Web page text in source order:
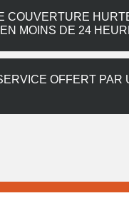
COUVERTURE
MOINS DE 24
OFFERT